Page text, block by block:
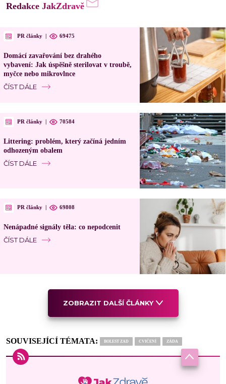
Redakce JakZdravě
PR články 69475
Domácí zavařování bez drahého
vybavení: Jak úspěšně sterilovat v troubě,
myčce nebo mikrovlnce
ČÍST DÁLE
PR články 70584
Littering: problém, který začíná jedním
odhozeným obalem
ČÍST DÁLE
PR články 69808
Nenápadné signály těla: co nepodcenit
ČÍST DÁLE
ZOBRAZIT DALŠÍ ČLÁNKY
SOUVISEJÍCÍ TÉMATA: BOLEST ZAD CVIČENÍ ZÁDA